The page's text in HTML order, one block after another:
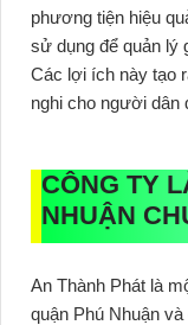
phương tiện hiệu
sử dụng để quản lý
Các lợi ích này tạo
nghi cho người dân
CÔNG TY
NHUẬN
An Thành Phát là
quận Phú Nhuận